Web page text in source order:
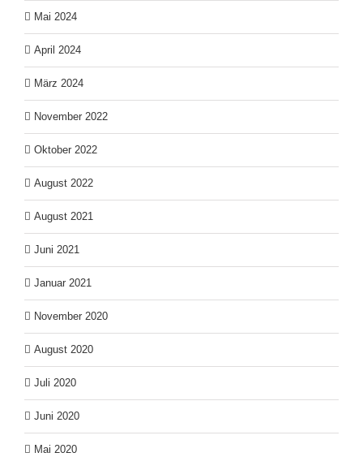
Mai 2024
April 2024
März 2024
November 2022
Oktober 2022
August 2022
August 2021
Juni 2021
Januar 2021
November 2020
August 2020
Juli 2020
Juni 2020
Mai 2020